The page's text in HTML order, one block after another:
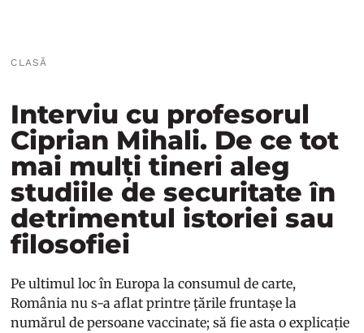
CLASĂ
Interviu cu profesorul
Ciprian Mihali. De ce tot
mai mulți tineri aleg
studiile de securitate în
detrimentul istoriei sau
filosofiei
Pe ultimul loc în Europa la consumul de carte,
România nu s-a aflat printre țările fruntașe la
numărul de persoane vaccinate; să fie asta o explicație